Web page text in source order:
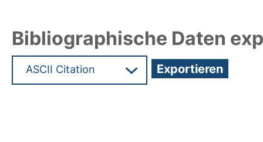
Bibliographische Daten